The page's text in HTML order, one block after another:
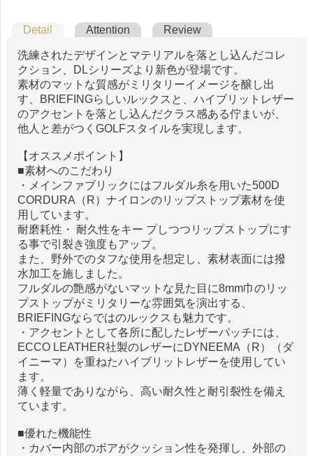
Detail Attention Review
洗練されたデザインとマテリアルを落とし込んだコレ
クション、DLシリーズより新色が登場です。
素材のマットな質感がミリタリーイメージを醸し出
す、BRIEFINGらしいルックスと、ハイブリットレザー
のアクセントを落とし込んだクラス感ある佇まいが、
他人と差がつくGOLFスタイルを実現します。
【オススメポイント】
■素材へのこだわり
・メインファブリックにはフルダル糸を用いた500D
CORDURA（R）ナイロンのリップストップ素材を使
用しています。
耐磨耗性・ 耐久性をキー プしつつリップストップにす
る事で引裂き強度もアップ。
また、野外でのタフな使用を想定し、素材表面には撥
水加工を施しました。
フルダルの艶感がないマットな見た目に8mm巾のリッ
プストップがミリタリーな雰囲気を演出する、
BRIEFINGならではのルックスも魅力です。
・アクセントとして各所に配したレザーパッチには、
ECCO LEATHER社製のレザーにDYNEEMA（R）（ダ
イニーマ）を重ねたハイブリットレザーを使用してい
ます。
薄く軽量でありながら、高い耐久性と耐引裂性を備え
ています。
■優れた機能性
・カバー内部のボアがクッション性を発揮し、外部の